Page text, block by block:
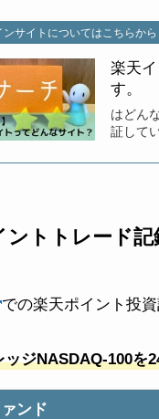
ンサイトについてはこちらから
楽天
す。
はどん
証して
ントトレード記
での楽天ポイント投資
ッジNASDAQ-100を
ンド